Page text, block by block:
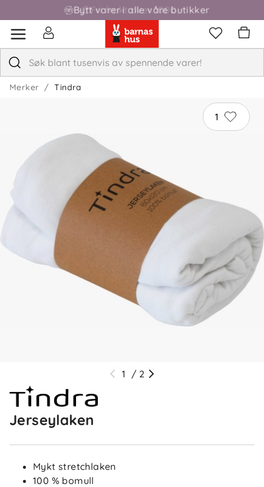
Bytt varer i alle våre butikker
Fri frakt over 1000,-
Merker Tindra
1
1 / 2
Jerseylaken
Mykt stretchlaken
100 % bomull